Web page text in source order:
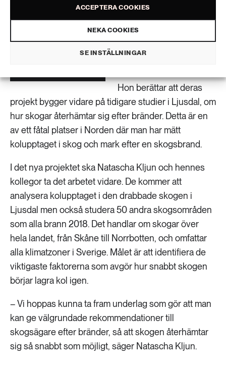
ACCEPTERA COOKIES
NEKA COOKIES
SE INSTÄLLNINGAR
kvar spred sina frön till
ytor som rensats från
elden, säger Natascha
Hon berättar att deras
projekt bygger vidare på tidigare studier i Ljusdal, om
hur skogar återhämtar sig efter bränder. Detta är en
av ett fåtal platser i Norden där man har mätt
kolupptaget i skog och mark efter en skogsbrand.
I det nya projektet ska Natascha Kljun och hennes
kollegor ta det arbetet vidare. De kommer att
analysera kolupptaget i den drabbade skogen i
Ljusdal men också studera 50 andra skogsområden
som alla brann 2018. Det handlar om skogar över
hela landet, från Skåne till Norrbotten, och omfattar
alla klimatzoner i Sverige. Målet är att identifiera de
viktigaste faktorerna som avgör hur snabbt skogen
börjar lagra kol igen.
– Vi hoppas kunna ta fram underlag som gör att man
kan ge välgrundade rekommendationer till
skogsägare efter bränder, så att skogen återhämtar
sig så snabbt som möjligt, säger Natascha Kljun.